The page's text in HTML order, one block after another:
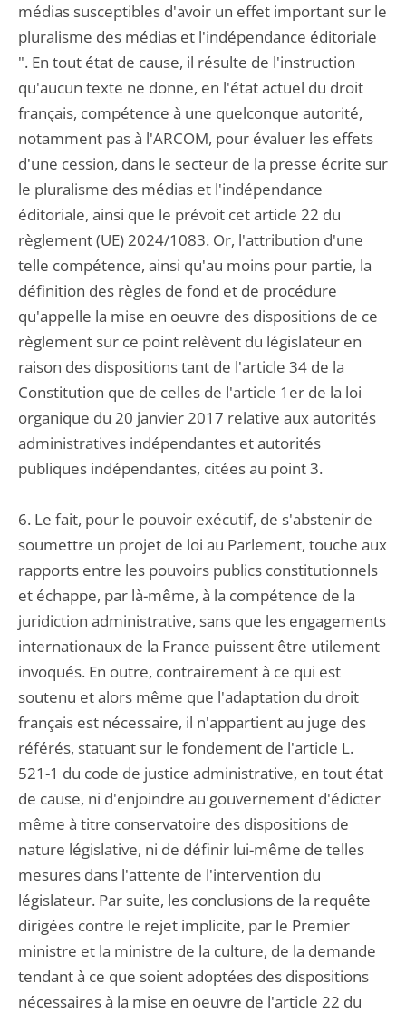
médias susceptibles d'avoir un effet important sur le
pluralisme des médias et l'indépendance éditoriale
". En tout état de cause, il résulte de l'instruction
qu'aucun texte ne donne, en l'état actuel du droit
français, compétence à une quelconque autorité,
notamment pas à l'ARCOM, pour évaluer les effets
d'une cession, dans le secteur de la presse écrite sur
le pluralisme des médias et l'indépendance
éditoriale, ainsi que le prévoit cet article 22 du
règlement (UE) 2024/1083. Or, l'attribution d'une
telle compétence, ainsi qu'au moins pour partie, la
définition des règles de fond et de procédure
qu'appelle la mise en oeuvre des dispositions de ce
règlement sur ce point relèvent du législateur en
raison des dispositions tant de l'article 34 de la
Constitution que de celles de l'article 1er de la loi
organique du 20 janvier 2017 relative aux autorités
administratives indépendantes et autorités
publiques indépendantes, citées au point 3.
6. Le fait, pour le pouvoir exécutif, de s'abstenir de
soumettre un projet de loi au Parlement, touche aux
rapports entre les pouvoirs publics constitutionnels
et échappe, par là-même, à la compétence de la
juridiction administrative, sans que les engagements
internationaux de la France puissent être utilement
invoqués. En outre, contrairement à ce qui est
soutenu et alors même que l'adaptation du droit
français est nécessaire, il n'appartient au juge des
référés, statuant sur le fondement de l'article L.
521-1 du code de justice administrative, en tout état
de cause, ni d'enjoindre au gouvernement d'édicter
même à titre conservatoire des dispositions de
nature législative, ni de définir lui-même de telles
mesures dans l'attente de l'intervention du
législateur. Par suite, les conclusions de la requête
dirigées contre le rejet implicite, par le Premier
ministre et la ministre de la culture, de la demande
tendant à ce que soient adoptées des dispositions
nécessaires à la mise en oeuvre de l'article 22 du